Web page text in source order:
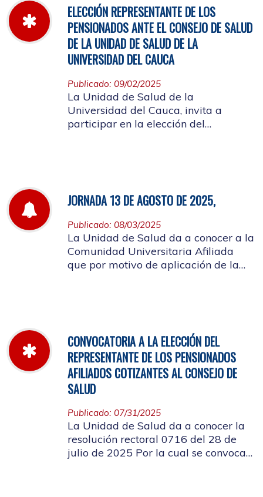
ELECCIÓN REPRESENTANTE DE LOS
PENSIONADOS ANTE EL CONSEJO DE SALUD
DE LA UNIDAD DE SALUD DE LA
UNIVERSIDAD DEL CAUCA
Publicado: 09/02/2025
La Unidad de Salud de la
Universidad del Cauca, invita a
participar en la elección del
JORNADA 13 DE AGOSTO DE 2025,
Publicado: 08/03/2025
La Unidad de Salud da a conocer a la
Comunidad Universitaria Afiliada
que por motivo de aplicación de la
CONVOCATORIA A LA ELECCIÓN DEL
REPRESENTANTE DE LOS PENSIONADOS
AFILIADOS COTIZANTES AL CONSEJO DE
SALUD
Publicado: 07/31/2025
La Unidad de Salud da a conocer la
resolución rectoral 0716 del 28 de
julio de 2025 Por la cual se convoca